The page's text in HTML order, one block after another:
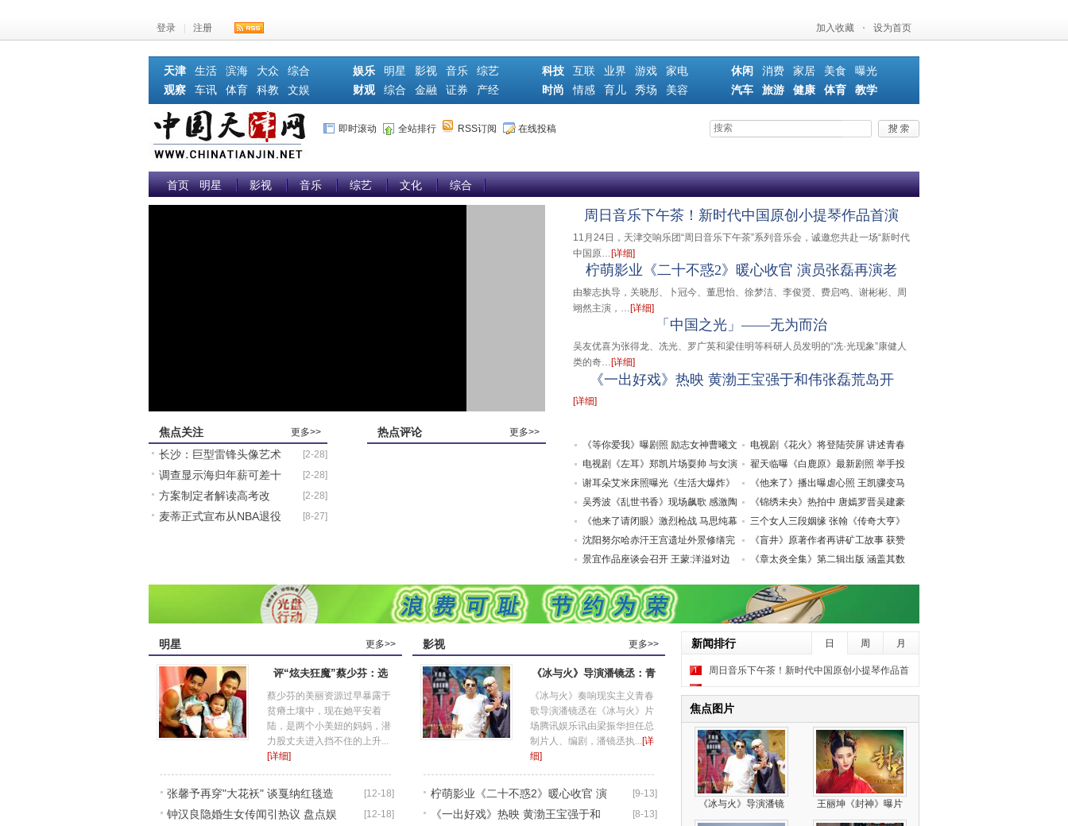
登录 注册 加入收藏 · 设为首页
天津 生活 滨海 大众
综合
观察
车讯 体育 科教 文娱
娱乐 明星 影视 音乐
综艺
财观
综合 金融 证券 产经
科技 互联 业界 游戏
家电
时尚
情感 育儿 秀场 美容
休闲 消费 家居 美食
曝光
汽车
旅游 健康 体育 教学
即时滚动 全站排行 RSS订阅 在线投稿
首页 明星 影视 音乐 综艺 文化 综合
周日音乐下午茶！新时代中国原创小提琴作品首演
11月24日，天津交响乐团“周日音乐下午茶”系列音乐会，诚邀您共赴一场“新时代
中国原… [详细]
柠萌影业《二十不惑2》暖心收官 演员张磊再演老
由黎志执导，关晓彤、卜冠今、董思怡、徐梦洁、李俊贤、费启鸣、谢彬彬、周
翊然主演，… [详细]
「中国之光」——无为而治
吴友优喜为张得龙、冼光、罗广英和梁佳明等科研人员发明的“冼·光现象”康健人
类的奇…[详细]
《一出好戏》热映 黄渤王宝强于和伟张磊荒岛开
[详细]
《等你爱我》曝剧照 励志女神曹曦文
感
电视剧《花火》将登陆荧屏 讲述青春
梦
电视剧《左耳》郑凯片场耍帅 与女演
员
翟天临曝《白鹿原》最新剧照 举手投
足
谢耳朵艾米床照曝光《生活大爆炸》
等了
《他来了》播出曝虐心照 王凯骤变马
思
吴秀波《乱世书香》现场飙歌 感激陶
虹
《锦绣未央》热拍中 唐嫣罗晋吴建豪
海
《他来了请闭眼》激烈枪战 马思纯幕
后
三个女人三段姻缘 张翰《传奇大亨》
一
沈阳努尔哈赤汗王宫遗址外景修缮完
成
《盲井》原著作者再讲矿工故事 获赞
温
景宜作品座谈会召开 王蒙:洋溢对边
《章太炎全集》第二辑出版 涵盖其数
焦点关注
更多>>
[2-28]
长沙：巨型雷锋头像艺术
雕像亮相雷锋故乡 [2-28]
调查显示海归年薪可差十
万 二线城市吸引力增 [2-28]
方案制定者解读高考改
革：会考综评或入高考评 [8-27]
麦蒂正式宣布从NBA退役
热点评论 更多>>
明星 更多>>
评“炫夫狂魔”蔡少芬：选
蔡少芬的美丽资源过早暴露于
贫瘠土壤中，现在她平安着
陆，是两个小美妞的妈妈，潜
力股丈夫进入挡不住的上升...
[详细]
[12-18]
张馨予再穿"大花袄" 谈戛纳红毯造
型:那不算跌 [12-18]
钟汉良隐婚生女传闻引热议 盘点娱
影视 更多>>
《冰与火》导演潘镜丞：青
《冰与火》奏响现实主义青春
歌导演潘镜丞在《冰与火》片
场腾讯娱乐讯由梁振华担任总
制片人、编剧，潘镜丞执...[详
细]
[9-13]
柠萌影业《二十不惑2》暖心收官 演
员张磊再演 [8-13]
《一出好戏》热映 黄渤王宝强于和
新闻排行 日 周 月
周日音乐下午茶！新时代中国原创小提琴作品首
焦点图片
《冰与火》导演潘镜 王丽坤《封神》曝片